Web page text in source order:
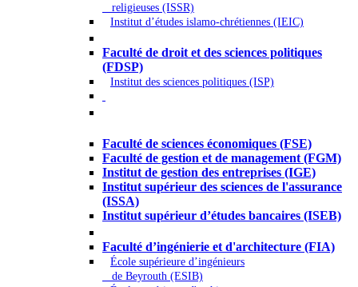
religieuses (ISSR)
Institut d’études islamo-chrétiennes (IEIC)
Faculté de droit et des sciences politiques
(FDSP)
Institut des sciences politiques (ISP)
Faculté de sciences économiques (FSE)
Faculté de gestion et de management (FGM)
Institut de gestion des entreprises (IGE)
Institut supérieur des sciences de l'assurance
(ISSA)
Institut supérieur d’études bancaires (ISEB)
Faculté d’ingénierie et d'architecture (FIA)
École supérieure d’ingénieurs
de Beyrouth (ESIB)